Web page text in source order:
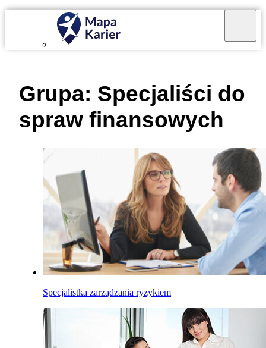
Grupa: Specjaliści do
spraw finansowych
Specjalistka zarządzania ryzykiem